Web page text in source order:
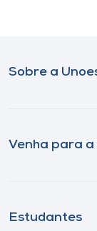
Sobre a
Venha para a
Estudantes